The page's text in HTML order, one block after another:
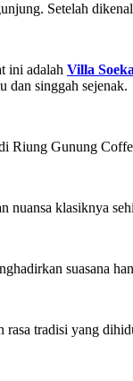
Setelah
ini adalah Villa
dan singgah sejenak.
Riung Gunung
klasiknya
suasana
tradisi yang